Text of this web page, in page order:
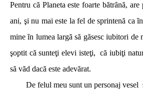
Pentru că Planeta este foarte bătrȃnă,
ani, şi nu mai este la fel de sprintenă ca
mine ĩn lumea largă să găsesc iubitori de
şoptit că sunteţi elevi isteţi, că iubiţi
să văd dacă este adevărat.
De felul meu sunt un personaj vesel